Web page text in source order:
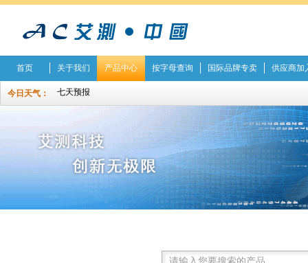
首页 关于我们 产品中心 按字母查询 国际品牌专卖 供应商加
今日天气：